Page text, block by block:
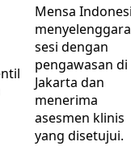
Mensa
sesi dengan
pengawasan di
Jakarta dan
menerima
asesmen klinis
yang disetujui.